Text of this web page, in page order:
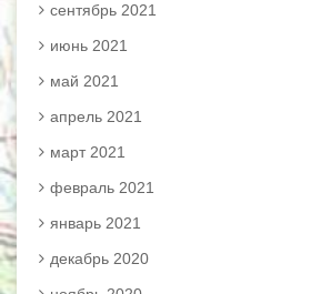
сентябрь 2021
июнь 2021
май 2021
апрель 2021
март 2021
февраль 2021
январь 2021
декабрь 2020